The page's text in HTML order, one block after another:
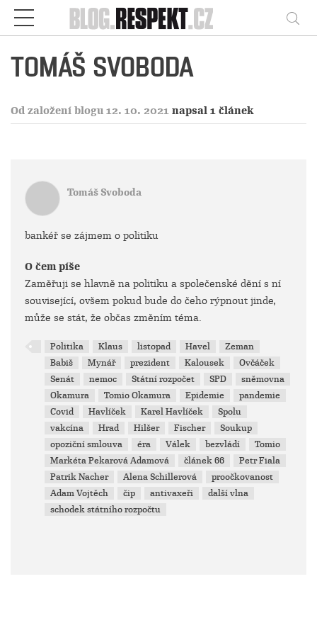
Respekt
TOMÁŠ SVOBODA
Od založení blogu 12. 10. 2021 napsal 1 článek
Tomáš Svoboda
bankéř se zájmem o politiku
O čem píše
Zaměřuji se hlavně na politiku a společenské dění s ní
související, ovšem pokud bude do čeho rýpnout jinde,
může se stát, že občas změním téma.
Politika Klaus listopad Havel
Zeman
Babiš
Mynář prezident Kalousek
Ovčáček
Senát
nemoc Státní rozpočet SPD
sněmovna
Okamura
Tomio Okamura Epidemie
pandemie
Covid
Havlíček Karel Havlíček
Spolu
vakcína
Hrad Hilšer Fischer
Soukup
opoziční smlouva
éra Válek bezvládí
Tomio
Markéta Pekarová Adamová
článek 66
Petr Fiala
Patrik Nacher
Alena Schillerová
proočkovanost
Adam Vojtěch
čip antivaxeři
další vlna
schodek státního rozpočtu